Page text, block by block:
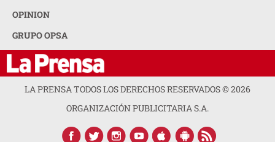
OPINION
GRUPO OPSA
LA PRENSA TODOS LOS DERECHOS RESERVADOS ©2026
ORGANIZACIÓN PUBLICITARIA S.A.